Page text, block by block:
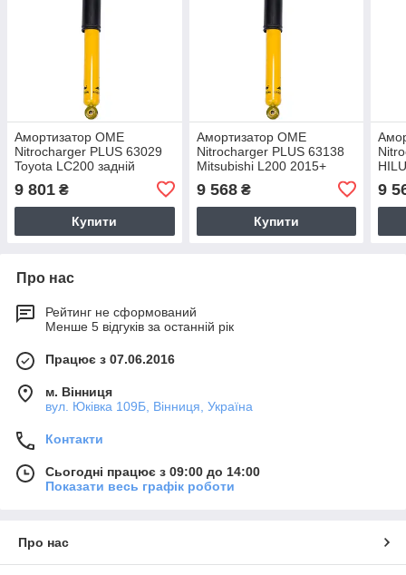
Амортизатор OME
Nitrocharger PLUS 63029
Toyota LC200 задній
9 801 ₴
Купити
Амортизатор OME
Nitrocharger PLUS 63138
Mitsubishi L200 2015+
9 568₴
Купити
9
Про нас
Рейтинг не сформований
Менше 5 відгуків за останній рік
Працює з 07.06.2016
м. Вінниця
вул. Юківка 109Б, Вінниця, Україна
Контакти
Сьогодні працює з 09:00 до 14:00
Показати весь графік роботи
Про нас